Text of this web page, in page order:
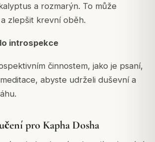
a rozmarýn. To může
zlepšit krevní oběh.
introspekce
činnostem, jako je psaní,
abyste udrželi duševní a
pro Kapha Dosha